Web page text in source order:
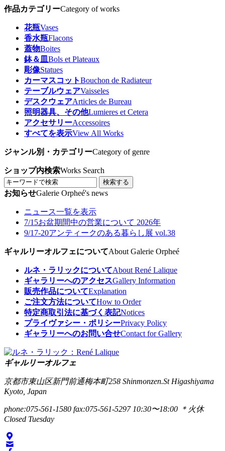
作品カテゴリーCategory of works
花瓶Vases
香水瓶Flacons
蓋物Boites
鉢＆皿 Bols et Plateaux
彫像Statues
カーマスコットBouchon de Radiateur
テーブルウェアVaisseles
デスクウェアArticles de Bureau
照明器具、その他Lumieres et Cetera
アクセサリーAccessoires
すべてを表示View All Works
ジャンル別・カテゴリーCategory of genre
ショップ内検索Works Search
検索する
お知らせGalerie Orpheé's news
ニュース一覧を表示
7/15お盆期間中の営業について 2026年
9/17-20アンティークのある暮らし展 vol.38
ギャルリーオルフェについてAbout Galerie Orpheé
ルネ・ラリックについてAbout René Lalique
ギャラリーへのアクセスGallery Information
販売作品についてExplanation
ご注文方法についてHow to Order
特定商取引法に基づく表記Notices
プライヴァシー・ポリシーPrivacy Policy
ギャラリーへのお問い合せContact for Gallery
ギャルリーオルフェ
京都市東山区新門前通梅本町258 Shinmonzen.St Higashiyama
Kyoto, Japan
phone:075-561-1580 fax:075-561-5297 10:30〜18:00 ＊火休
Closed Tuesday